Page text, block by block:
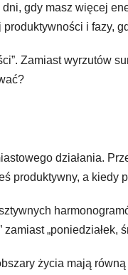
gdy masz więcej
i fazy,
Zamiast wyrzutów
działania.
produktywny, a kiedy
„poniedziałek,
życia mają